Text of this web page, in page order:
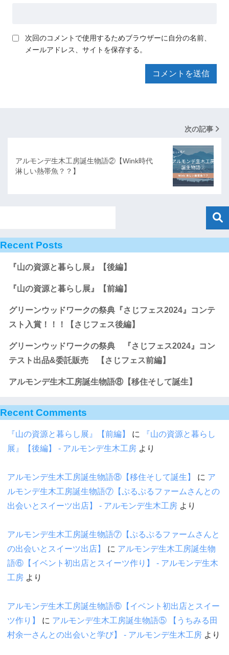
次回のコメントで使用するためブラウザーに自分の名前、
メールアドレス、サイトを保存する。
次の記事
アルモンデ生木工房誕生物語②【Wink時代
淋しい熱帯魚？？】
Recent Posts
『山の資源と暮らし展』【後編】
『山の資源と暮らし展』【前編】
グリーンウッドワークの祭典『さじフェス2024』コンテ
スト入賞！！！【さじフェス後編】
グリーンウッドワークの祭典 『さじフェス2024』コン
テスト出品&委託販売 【さじフェス前編】
アルモンデ生木工房誕生物語⑧【移住そして誕生】
Recent Comments
『山の資源と暮らし展』【前編】 に
『山の資源と暮らし
展』【後編】 - アルモンデ生木工房 より
アルモンデ生木工房誕生物語⑧【移住そして誕生】 に ア
ルモンデ生木工房誕生物語⑦【ぷるぷるファームさんとの
出会いとスイーツ出店】 - アルモンデ生木工房 より
アルモンデ生木工房誕生物語⑦【ぷるぷるファームさんと
の出会いとスイーツ出店】
に アルモンデ生木工房誕生物
語⑥【イベント初出店とスイーツ作り】 - アルモンデ生木
工房 より
アルモンデ生木工房誕生物語⑥【イベント初出店とスイー
ツ作り】
に アルモンデ生木工房誕生物語⑤ 【うちみる田
村余一さんとの出会いと学び】 - アルモンデ生木工房 より